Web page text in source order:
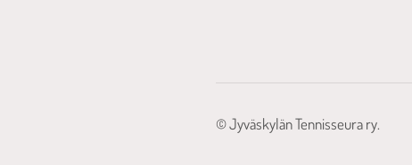
©Jyväskylän Tennisseura ry.